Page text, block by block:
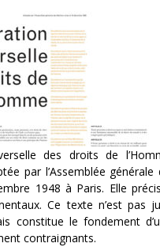
des droits de
par l’Assemblée générale
1948 à Paris. Elle
Ce texte n’est pas
constitue le fondement
contraignants.